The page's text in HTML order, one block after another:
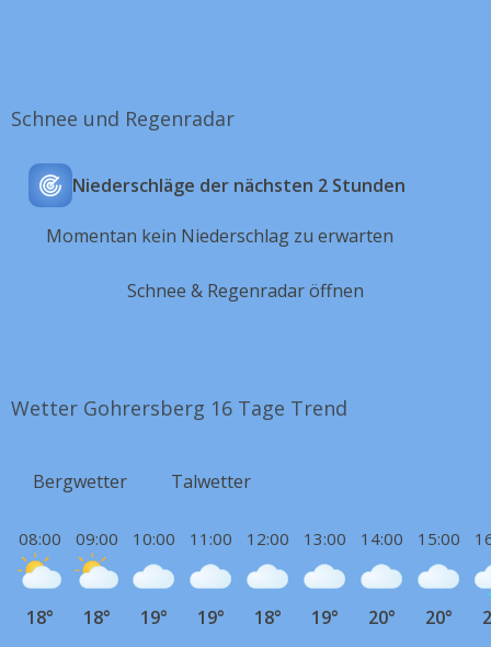
Schnee und Regenradar
Niederschläge der nächsten 2 Stunden
Momentan kein Niederschlag zu erwarten
Schnee & Regenradar öffnen
Wetter Gohrersberg 16 Tage Trend
Bergwetter Talwetter
08:00
18°
09:00
18°
10:00
19°
11:00
19°
12:00
18°
13:00
19°
14:00
20°
15:00
20°